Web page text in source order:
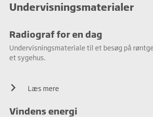
Undervisningsmaterialer
Radiograf for en dag
Undervisningsmateriale til et besøg på
et sygehus.
Læs mere
Vindens energi